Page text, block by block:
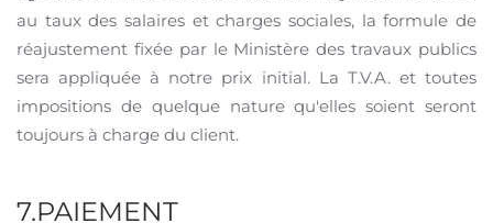
au taux des salaires et charges sociales, la formule de
réajustement fixée par le Ministère des travaux publics
sera appliquée à notre prix initial. La T.V.A. et toutes
impositions de quelque nature qu'elles soient seront
toujours à charge du client.
7.PAIEMENT